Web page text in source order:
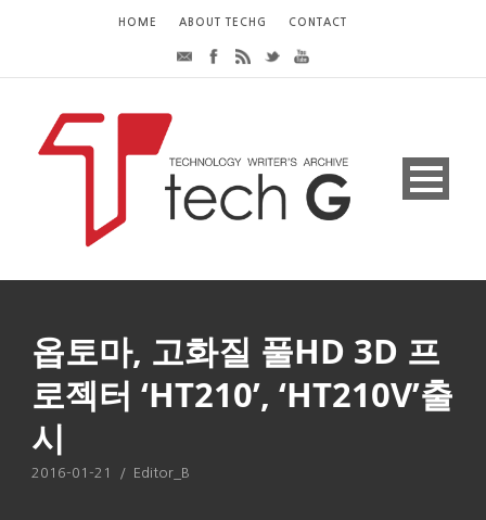
HOME ABOUT TECHG CONTACT
옵토마, 고화질 풀HD 3D 프
로젝터 ‘HT210’, ‘HT210V’출
시
2016-01-21 / Editor_B